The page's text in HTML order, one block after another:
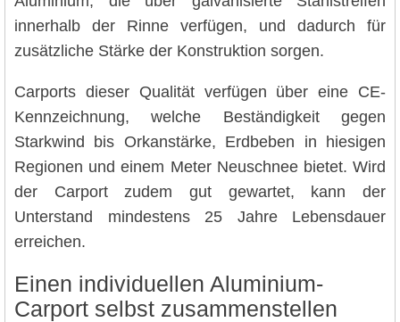
innerhalb der Rinne verfügen, und dadurch für
zusätzliche Stärke der Konstruktion sorgen.
Carports dieser Qualität verfügen über eine CE-
Kennzeichnung, welche Beständigkeit gegen
Starkwind bis Orkanstärke, Erdbeben in hiesigen
Regionen und einem Meter Neuschnee bietet. Wird
der Carport zudem gut gewartet, kann der
Unterstand mindestens 25 Jahre Lebensdauer
erreichen.
Einen individuellen Aluminium-
Carport selbst zusammenstellen